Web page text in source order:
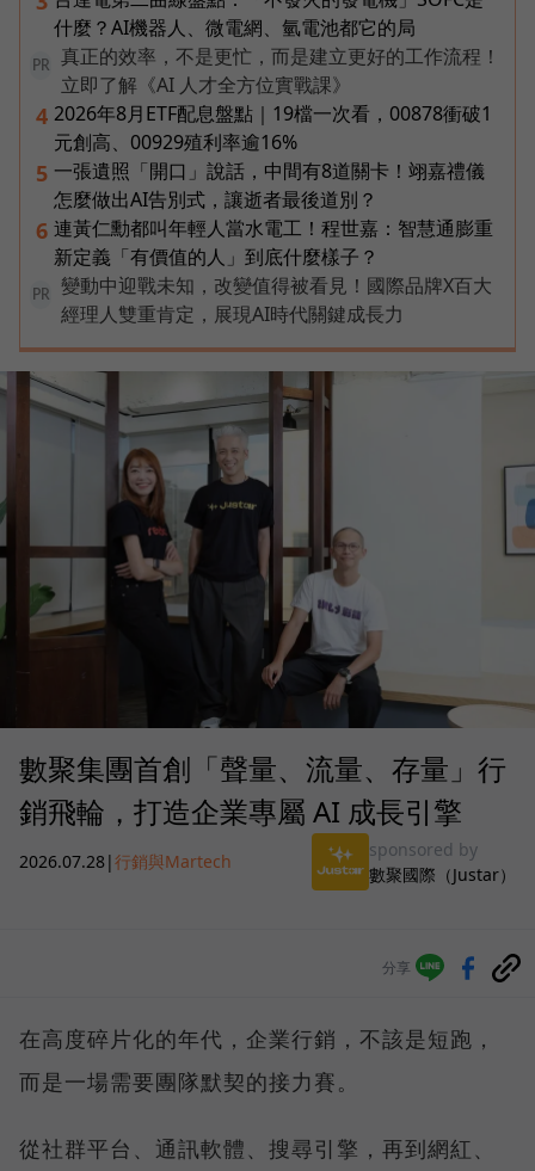
什麼？AI機器人、微電網、氫電池都它的局
PR
真正的效率，不是更忙，而是建立更好的工作流程！
立即了解《AI 人才全方位實戰課》
4 2026年8月ETF配息盤點｜19檔一次看，00878衝破1
元創高、00929殖利率逾16%
5 一張遺照「開口」說話，中間有8道關卡！翊嘉禮儀
怎麼做出AI告別式，讓逝者最後道別？
6 連黃仁勳都叫年輕人當水電工！程世嘉：智慧通膨重
新定義「有價值的人」到底什麼樣子？
PR
變動中迎戰未知，改變值得被看見！國際品牌X百大
經理人雙重肯定，展現AI時代關鍵成長力
數聚集團首創「聲量、流量、存量」行
銷飛輪，打造企業專屬 AI 成長引擎
2026.07.28|行銷與Martech
sponsored by
數聚國際（Justar）
分享
在高度碎片化的年代，企業行銷，不該是短跑，
而是一場需要團隊默契的接力賽。
從社群平台、通訊軟體、搜尋引擎，再到網紅、